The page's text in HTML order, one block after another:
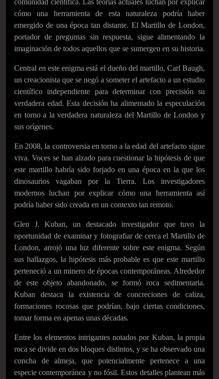
comunidad científica. Las teorías actuales luchan por explicar
cómo una herramienta de esta naturaleza podría haber
emergido de una época tan distante. El Martillo de London,
portador de preguntas sin respuesta, sigue alimentando la
imaginación de todos aquellos que se sumergen en su historia.
Central en este enigma está el dueño del martillo, Carl Baugh,
un creacionista que se negó a someter el artefacto a un estudio
científico independiente para determinar con precisión su
verdadera edad. Esta decisión ha alimentado la especulación
en torno a la verdadera naturaleza del Martillo de London y
sus orígenes.
En 2008, la controversia en torno a la edad del artefacto sigue
viva. Voces se han alzado para cuestionar la hipótesis de que
este martillo habría sido forjado en una época en la que los
dinosaurios vagaban por la Tierra. Los investigadores
modernos luchan por explicar cómo una herramienta así
podría haber sido creada en un contexto tan remoto.
Glen J. Kuban, un destacado investigador que tuvo la
oportunidad de examinar y fotografiar de cerca el Martillo de
London, arrojó una luz diferente sobre este enigma. Según
sus hallazgos, la hipótesis más probable es que este martillo
perteneció a un minero de épocas contemporáneas. Alrededor
de este objeto abandonado, se formó roca sedimentaria.
Kuban destaca la existencia de concreciones de caliza,
formaciones rocosas que podrían, bajo ciertas condiciones,
tomar forma en apenas unas décadas.
Entre los elementos intrigantes notados por Kuban, la propia
roca se divide en dos bloques distintos, y se ha observado una
concha de almeja, que potencialmente pertenece a una
especie contemporánea y no fósil. Estos detalles plantean más